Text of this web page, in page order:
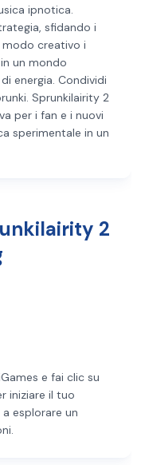
ipnotica.
sfidando i
creativo i
un mondo
energia. Condividi
Sprunkilairity 2
per i fan e i nuovi
sperimentale in un
2
e fai clic su
iniziare il tuo
esplorare un